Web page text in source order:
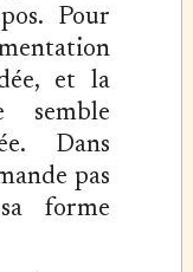
Pour
et la
semble
Dans
pas
forme